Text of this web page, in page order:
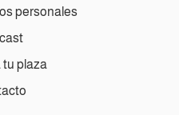
personales
tu plaza